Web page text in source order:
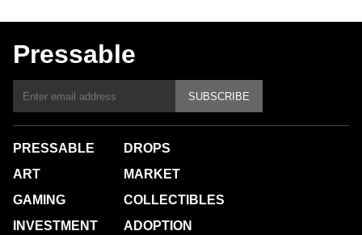
Pressable
SUBSCRIBE
PRESSABLE
ART
GAMING
INVESTMENT
DROPS
MARKET
COLLECTIBLES
ADOPTION